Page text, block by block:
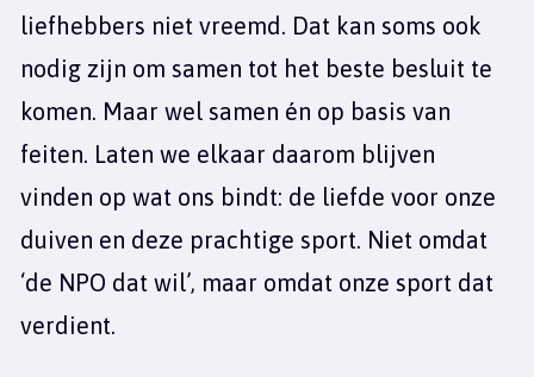
liefhebbers niet vreemd. Dat kan soms ook
nodig zijn om samen tot het beste besluit te
komen. Maar wel samen én op basis van
feiten. Laten we elkaar daarom blijven
vinden op wat ons bindt: de liefde voor onze
duiven en deze prachtige sport. Niet omdat
‘de NPO dat wil’, maar omdat onze sport dat
verdient.